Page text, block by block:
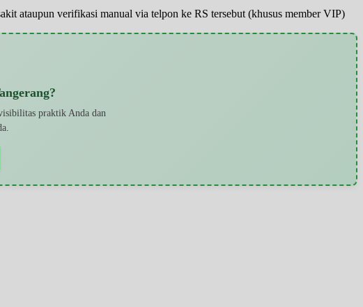
ataupun verifikasi manual via telpon ke RS tersebut (khusus member VIP)
praktik Anda dan